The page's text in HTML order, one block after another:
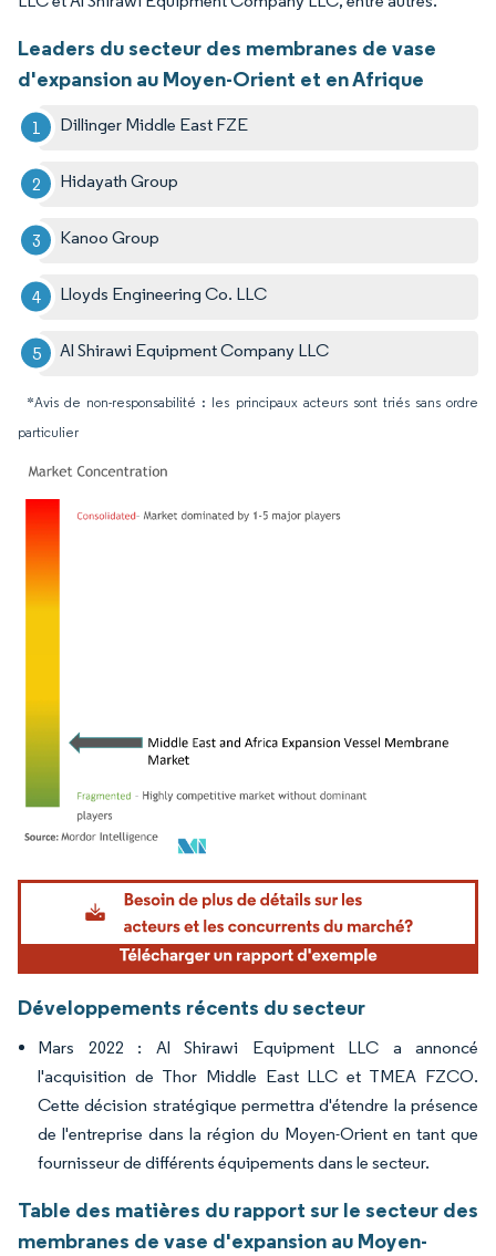
Leaders du secteur des membranes de vase
d'expansion au Moyen-Orient et en Afrique
Dillinger Middle East FZE
Hidayath Group
Kanoo Group
Lloyds Engineering Co. LLC
Al Shirawi Equipment Company LLC
*Avis de non-responsabilité : les principaux acteurs sont triés sans ordre
particulier
Image © Mordor Intelligence. La réutilisation nécessite une attribution sous CC BY
Développements récents du secteur
Mars 2022 : Al Shirawi Equipment LLC a annoncé
l'acquisition de Thor Middle East LLC et TMEA FZCO.
Cette décision stratégique permettra d'étendre la présence
de l'entreprise dans la région du Moyen-Orient en tant que
fournisseur de différents équipements dans le secteur.
Table des matières du rapport sur le secteur des
membranes de vase d'expansion au Moyen-